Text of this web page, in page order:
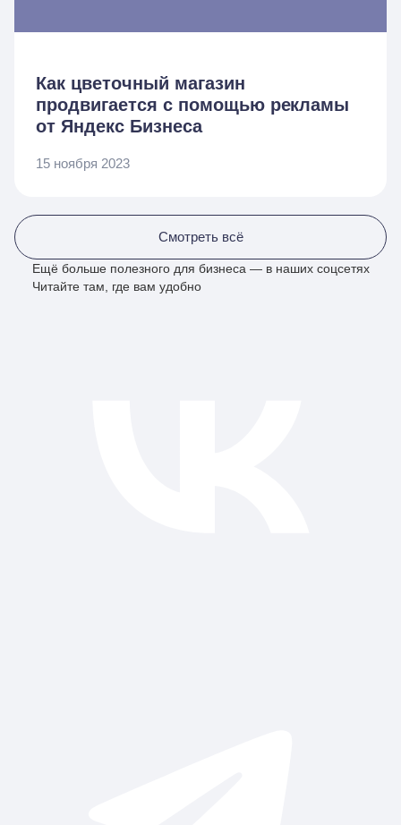
Как цветочный магазин
продвигается с помощью рекламы
от Яндекс Бизнеса
15 ноября 2023
Смотреть всё
Ещё больше полезного для бизнеса — в наших соцсетях
Читайте там, где вам удобно